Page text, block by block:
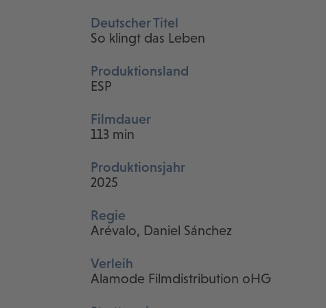
Deutscher Titel
So klingt das Leben
Produktionsland
ESP
Filmdauer
113 min
Produktionsjahr
2025
Regie
Arévalo, Daniel Sánchez
Verleih
Alamode Filmdistribution oHG